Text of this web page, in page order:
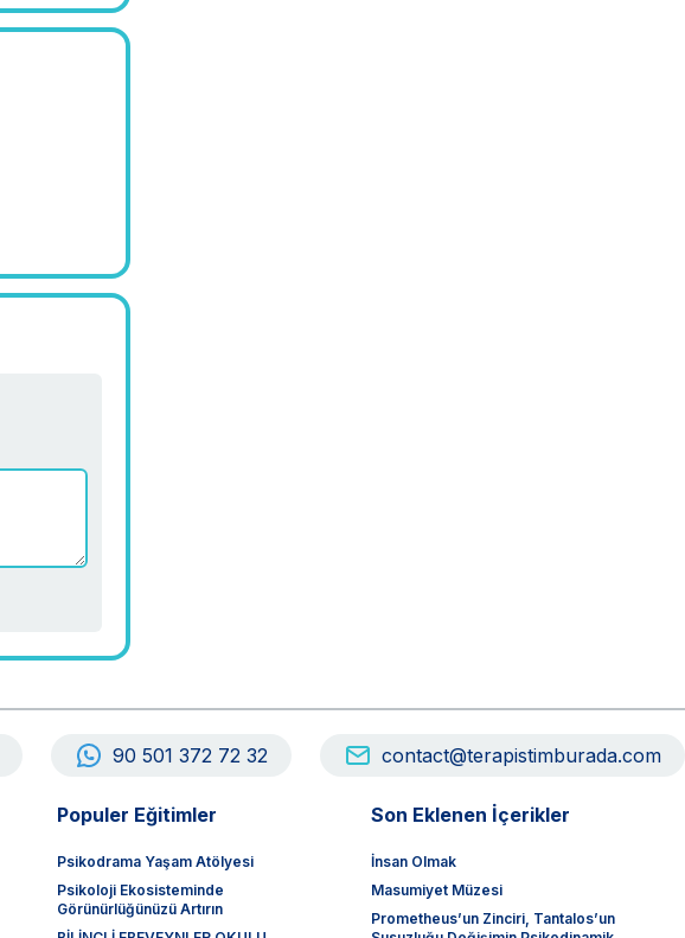
90 501 372 72 32 contact@terapistimburada.com
Populer Eğitimler
Psikodrama Yaşam Atölyesi
Psikoloji Ekosisteminde
Görünürlüğünüzü Artırın
Son Eklenen İçerikler
İnsan Olmak
Masumiyet Müzesi
Prometheus’un Zinciri, Tantalos’un